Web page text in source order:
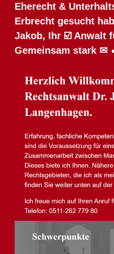
Eherecht &
Erbrecht gesucht
Jakob, Ihr ☑️ Anwalt
Gemeinsam stark ✉